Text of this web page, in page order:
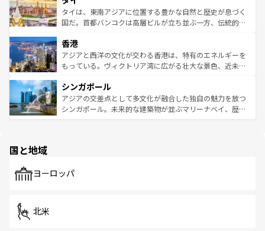
わってみてほしい。 なお、新着の韓国情報はコンテンツ一
覧を参照してほしい。
ーチミン市のフランス統治時代の建物も、独特の雰囲気を
醸し出している。また、バラエティの豊かさとおいしさで
とつ。フォーやバインミー、ベトナムコーヒーなどは、ぜ
ひ現地で味わいたい。どの地域を訪れてもあたたかい人々
が旅行者を迎えてくれるので、きっと忘れられない旅にな
参照してほしい。
タイは、東南アジアに位置する豊かな自然と歴史が息づく
国だ。首都バンコクは高層ビルが立ち並ぶ一方、伝統的な
の活気が交差している。北部ではチェンマイなどの山岳地
帯で自然と触れ合い、南部ではプーケットやクラビの美し
いビーチでリゾート気分を楽しむことができる。タイ料理
激する。気候は一年中温暖で、どの季節にも異なる楽しみ
が待っている。親しみやすいタイの人々、仏教を中心とし
た文化、そして多様な観光資源が、訪れる旅人を魅了し続
香港
アジアと西洋の文化が交わる香港は、特有のエネルギーを
もっている。ヴィクトリア湾に広がる壮大な景色、近未来
み、どこを訪れても感動するはず。観光スポットが密集し
ており、効率よく見どころを回れるのも魅力。息をのむよ
うな絶景から文化的な体験まで、香港を存分に楽しみ尽く
シンガポール
アジアの交差点として多文化が融合した独自の魅力を放つ
シンガポール。未来的な建築物が並ぶマリーナベイ、歴史
で、ホーカーズは地元の風情を楽しめる外せないスポット
国と地域
ヨーロッパ
北米